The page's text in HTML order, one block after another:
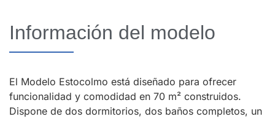
Información del modelo
El Modelo Estocolmo está diseñado para ofrecer
funcionalidad y comodidad en 70 m² construidos.
Dispone de dos dormitorios, dos baños completos, un